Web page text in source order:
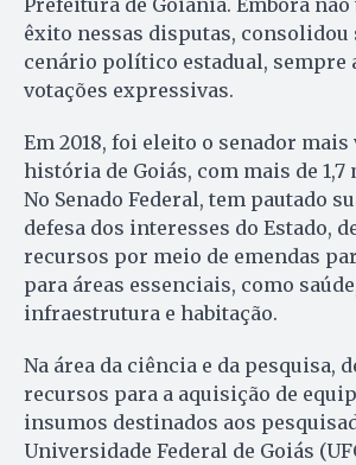
êxito nessas disputas, consolidou
cenário político estadual, sempre
votações expressivas.
Em 2018, foi eleito o senador mais
história de Goiás, com mais de 1,7
No Senado Federal, tem pautado
defesa dos interesses do Estado,
recursos por meio de emendas
para áreas essenciais, como
infraestrutura e habitação.
Na área da ciência e da pesquisa,
recursos para a aquisição de
insumos destinados aos
Universidade Federal de Goiás